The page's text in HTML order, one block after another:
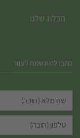
הבלוג שלנו
כתבו לנו ונשמח לעזור